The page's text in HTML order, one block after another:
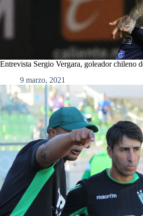
Entrevista Sergio Vergara, goleador chileno
9 marzo, 2021